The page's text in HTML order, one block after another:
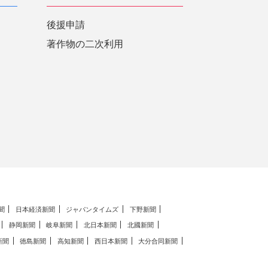
後援申請
著作物の二次利用
日本経済新聞 ジャパンタイムズ 下野新聞
静岡新聞 岐阜新聞 北日本新聞 北國新聞
聞 徳島新聞 高知新聞 西日本新聞 大分合同新聞